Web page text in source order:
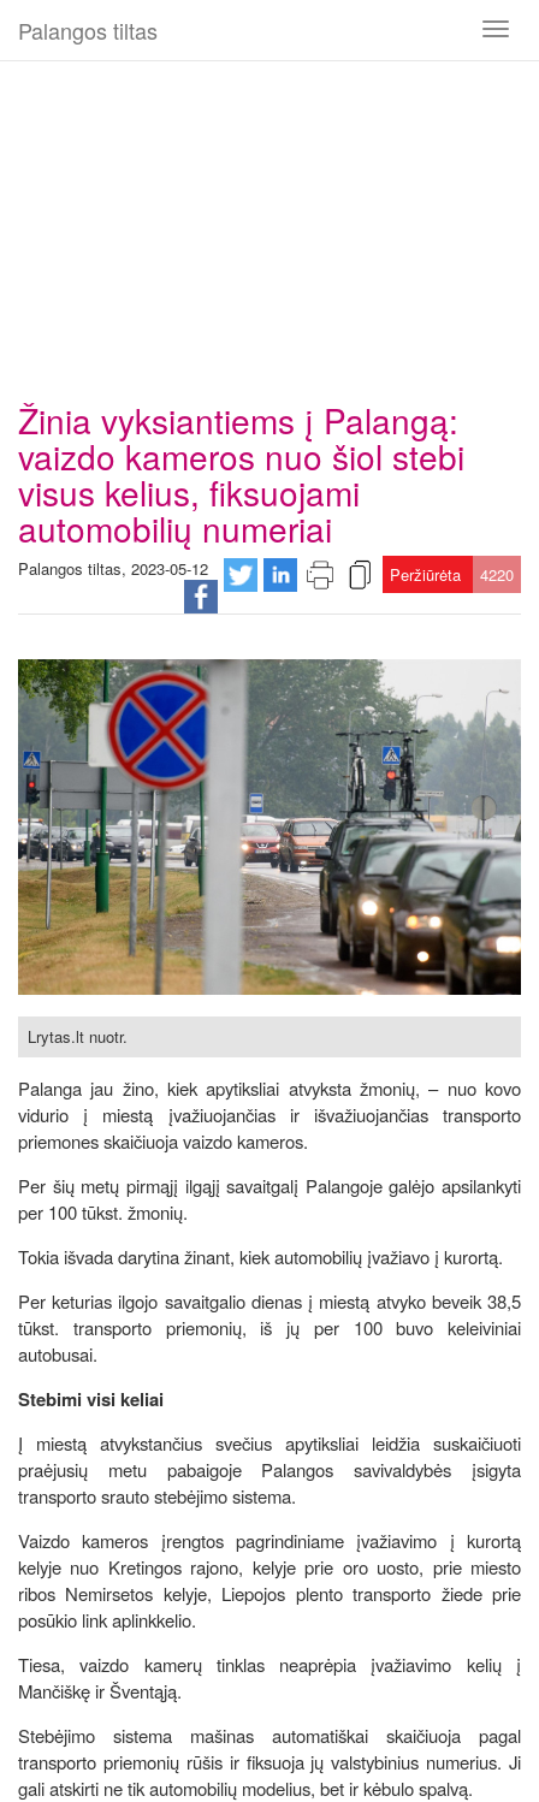
Toggle
Palangos tiltas
Žinia vyksiantiems į Palangą:
vaizdo kameros nuo šiol stebi
visus kelius, fiksuojami
automobilių numeriai
Palangos tiltas, 2023-05-12 Peržiūrėta 4220
Lrytas.lt nuotr.
Palanga jau žino, kiek apytiksliai atvyksta žmonių, – nuo kovo
vidurio į miestą įvažiuojančias ir išvažiuojančias transporto
priemones skaičiuoja vaizdo kameros.
Per šių metų pirmąjį ilgąjį savaitgalį Palangoje galėjo apsilankyti
per 100 tūkst. žmonių.
Tokia išvada darytina žinant, kiek automobilių įvažiavo į kurortą.
Per keturias ilgojo savaitgalio dienas į miestą atvyko beveik 38,5
tūkst. transporto priemonių, iš jų per 100 buvo keleiviniai
autobusai.
Stebimi visi keliai
Į miestą atvykstančius svečius apytiksliai leidžia suskaičiuoti
praėjusių metu pabaigoje Palangos savivaldybės įsigyta
transporto srauto stebėjimo sistema.
Vaizdo kameros įrengtos pagrindiniame įvažiavimo į kurortą
kelyje nuo Kretingos rajono, kelyje prie oro uosto, prie miesto
ribos Nemirsetos kelyje, Liepojos plento transporto žiede prie
posūkio link aplinkkelio.
Tiesa, vaizdo kamerų tinklas neaprėpia įvažiavimo kelių į
Mančiškę ir Šventąją.
Stebėjimo sistema mašinas automatiškai skaičiuoja pagal
transporto priemonių rūšis ir fiksuoja jų valstybinius numerius. Ji
gali atskirti ne tik automobilių modelius, bet ir kėbulo spalvą.